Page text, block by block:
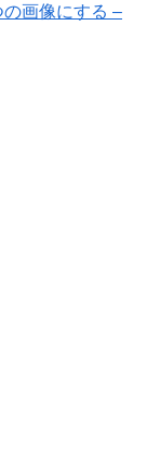
画像にする –